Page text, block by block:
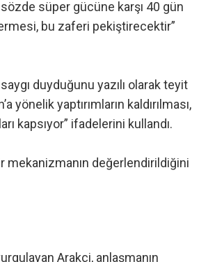
süper gücüne karşı 40 gün
bu zaferi pekiştirecektir”
duyduğunu yazılı olarak teyit
yaptırımların kaldırılması,
kapsıyor” ifadelerini kullandı.
mekanizmanın değerlendirildiğini
Arakçi, anlaşmanın